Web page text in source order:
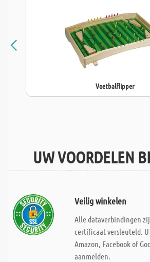
Voetbalflipper
UW VOORDELEN
Veilig winkelen
Alle dataverbindingen
certificaat versleuteld.
Amazon, Facebook of
aanmelden.